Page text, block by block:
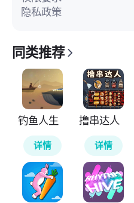
隐私政策
同类推荐
钓鱼人生
详情
撸串达人
详情